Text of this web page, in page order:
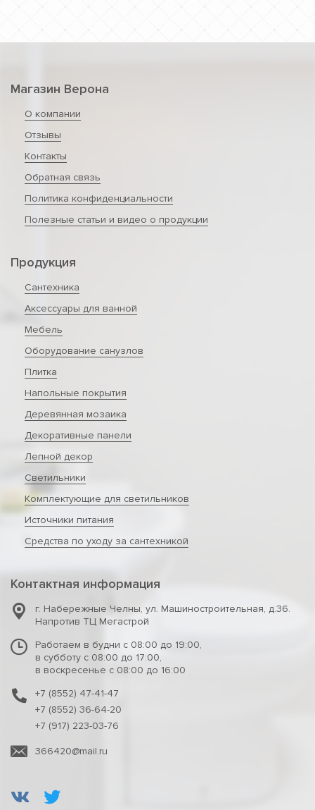
Магазин Верона
О компании
Отзывы
Контакты
Обратная связь
Политика конфиденциальности
Полезные статьи и видео о продукции
Продукция
Сантехника
Аксессуары для ванной
Мебель
Оборудование санузлов
Плитка
Напольные покрытия
Деревянная мозаика
Декоративные панели
Лепной декор
Светильники
Комплектующие для светильников
Источники питания
Средства по уходу за сантехникой
Контактная информация
г. Набережные Челны, ул. Машиностроительная, д.36.
Напротив ТЦ Мегастрой
Работаем в будни с 08:00 до 19:00,
в субботу с 08:00 до 17:00,
в воскресенье с 08:00 до 16:00
+7 (8552) 47-41-47
+7 (8552) 36-64-20
+7 (917) 223-03-76
366420@mail.ru